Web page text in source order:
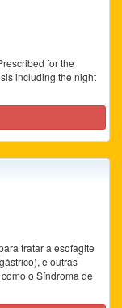
for the
including the night
tratar a esofagite
e outras
o Síndroma de